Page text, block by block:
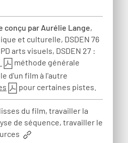
conçu par Aurélie Lange,
et culturelle, DSDEN 76
arts visuels, DSDEN 27 :
méthode générale
d'un film à l'autre
pour certaines pistes.
du film, travailler la
de séquence, travailler le